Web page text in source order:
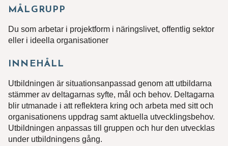
MÅLGRUPP
Du som arbetar i projektform i näringslivet, offentlig sektor
eller i ideella organisationer
INNEHÅLL
Utbildningen är situationsanpassad genom att utbildarna
stämmer av deltagarnas syfte, mål och behov. Deltagarna
blir utmanade i att reflektera kring och arbeta med sitt och
organisationens uppdrag samt aktuella utvecklingsbehov.
Utbildningen anpassas till gruppen och hur den utvecklas
under utbildningens gång.